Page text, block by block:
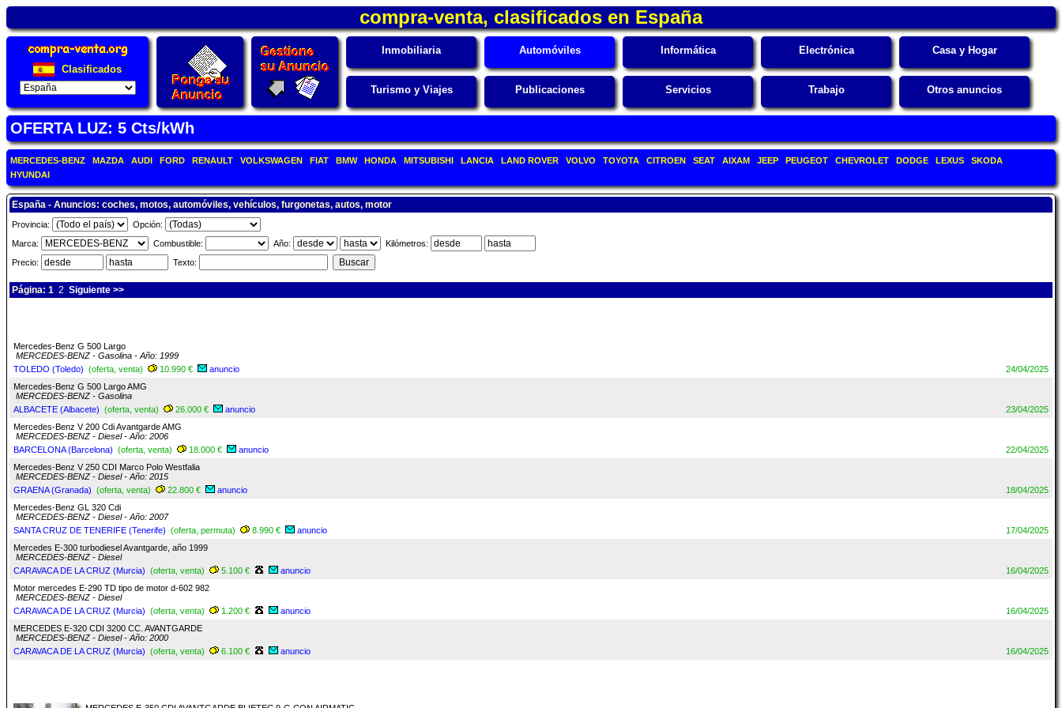
compra-venta, clasificados en España
Clasificados
Inmobiliaria Automóviles Informática Electrónica Casa y Hogar
Turismo y Viajes Publicaciones Servicios Trabajo Otros anuncios
OFERTA LUZ: 5 Cts/kWh
MERCEDES-BENZ MAZDA AUDI FORD RENAULT VOLKSWAGEN FIAT BMW HONDA MITSUBISHI LANCIA LAND ROVER VOLVO TOYOTA CITROEN SEAT AIXAM JEEP PEUGEOT CHEVROLET DODGE LEXUS
SKODA
HYUNDAI
España - Anuncios: coches, motos, automóviles, vehículos, furgonetas, autos, motor
Provincia:
Opción:
Marca:
Combustible: Año:
Kilómetros:
Precio:
Texto:
Página: 1 2 Siguiente >>
Mercedes-Benz G 500 Largo
MERCEDES-BENZ - Gasolina - Año: 1999
TOLEDO (Toledo) (oferta, venta) 10.990 € anuncio
24/04/2025
Mercedes-Benz G 500 Largo AMG
MERCEDES-BENZ - Gasolina
ALBACETE (Albacete) (oferta, venta) 26.000 € anuncio
23/04/2025
Mercedes-Benz V 200 Cdi Avantgarde AMG
MERCEDES-BENZ - Diesel - Año: 2006
BARCELONA (Barcelona) (oferta, venta) 18.000 € anuncio
22/04/2025
Mercedes-Benz V 250 CDI Marco Polo Westfalia
MERCEDES-BENZ - Diesel - Año: 2015
GRAENA (Granada) (oferta, venta) 22.800 € anuncio
18/04/2025
Mercedes-Benz GL 320 Cdi
MERCEDES-BENZ - Diesel - Año: 2007
SANTA CRUZ DE TENERIFE (Tenerife) (oferta, permuta) 8.990 € anuncio
17/04/2025
Mercedes E-300 turbodiesel Avantgarde, año 1999
MERCEDES-BENZ - Diesel
CARAVACA DE LA CRUZ (Murcia) (oferta, venta) 5.100 € anuncio
16/04/2025
Motor mercedes E-290 TD tipo de motor d-602 982
MERCEDES-BENZ - Diesel
CARAVACA DE LA CRUZ (Murcia) (oferta, venta) 1.200 € anuncio
16/04/2025
MERCEDES E-320 CDI 3200 CC. AVANTGARDE
MERCEDES-BENZ - Diesel - Año: 2000
CARAVACA DE LA CRUZ (Murcia) (oferta, venta) 6.100 € anuncio 16/04/2025